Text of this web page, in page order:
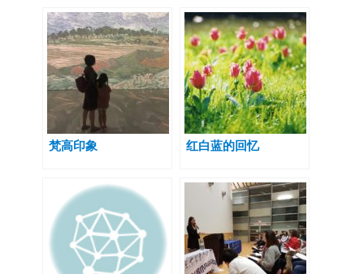
梵高印象 红白蓝的回忆